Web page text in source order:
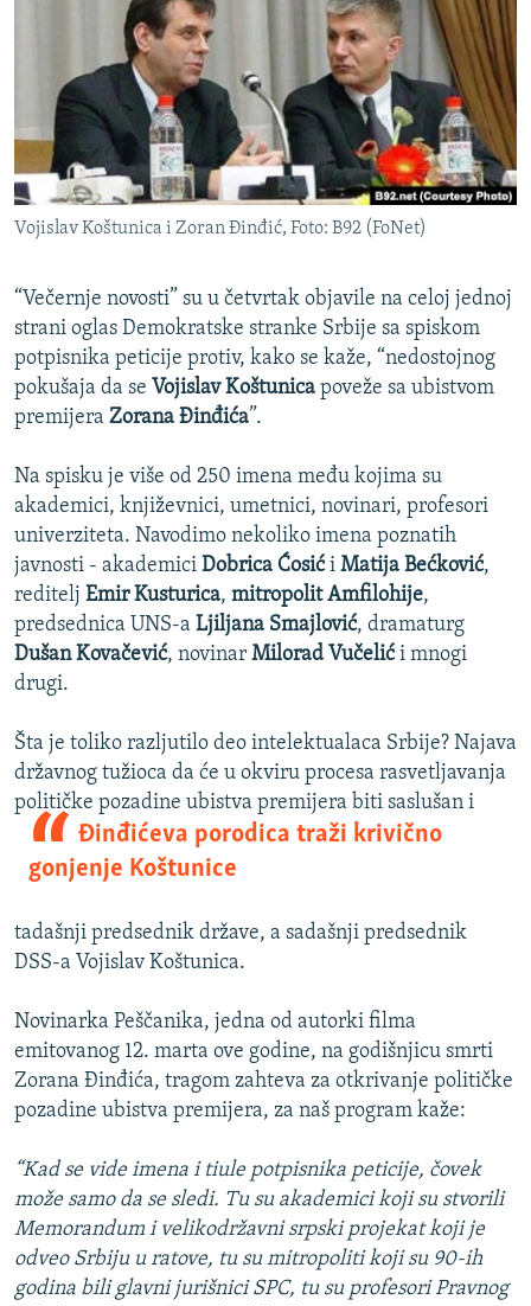
ISPRIČAJ MI
DNEVNO@RSE
SPECIJALI RSE
VIŠE OD NASLOVA
GENOCID U SREBRENICI
POPLAVE I KLIZIŠTA U BIH 2024.
POST SCRIPTUM
MOJA EVROPA
TRI DECENIJE OD RATA U BIH
NASTANAK I RASPAD JUGOSLAVIJE
PRATITE NAS
Sve RFE/RL stranice
Vojislav Koštunica i Zoran Đinđić, Foto: B92 (FoNet)
“Večernje novosti” su u četvrtak objavile na celoj jednoj
strani oglas Demokratske stranke Srbije sa spiskom
potpisnika peticije protiv, kako se kaže, “nedostojnog
pokušaja da se Vojislav Koštunica poveže sa ubistvom
premijera Zorana Đinđića”.
Na spisku je više od 250 imena među kojima su
akademici, književnici, umetnici, novinari, profesori
univerziteta. Navodimo nekoliko imena poznatih
javnosti - akademici Dobrica Ćosići Matija Bećković,
reditelj Emir Kusturica, mitropolit Amfilohije,
predsednica UNS-a Ljiljana Smajlović, dramaturg
Dušan Kovačević, novinar Milorad Vučelići mnogi
drugi.
Šta je toliko razljutilo deo intelektualaca Srbije? Najava
državnog tužioca da će u okviru procesa rasvetljavanja
političke pozadine ubistva premi
Đinđićeva porodica traži krivično
gonjenje Koštunice
jera biti saslušan i
tadašnji predsednik države, a sadašnji predsednik
DSS-a Vojislav Koštunica.
Novinarka Peščanika, jedna od autorki filma
emitovanog 12. marta ove godine, na godišnjicu smrti
Zorana Đinđića, tragom zahteva za otkrivanje političke
pozadine ubistva premijera, za naš program kaže:
“Kad se vide imena i tiule potpisnika peticije, čovek
može samo da se sledi. Tu su akademici koji su stvorili
Memorandum i velikodržavni srpski projekat koji je
odveo Srbiju u ratove, tu su mitropoliti koji su 90-ih
godina bili glavni jurišnici SPC, tu su profesori Pravnog